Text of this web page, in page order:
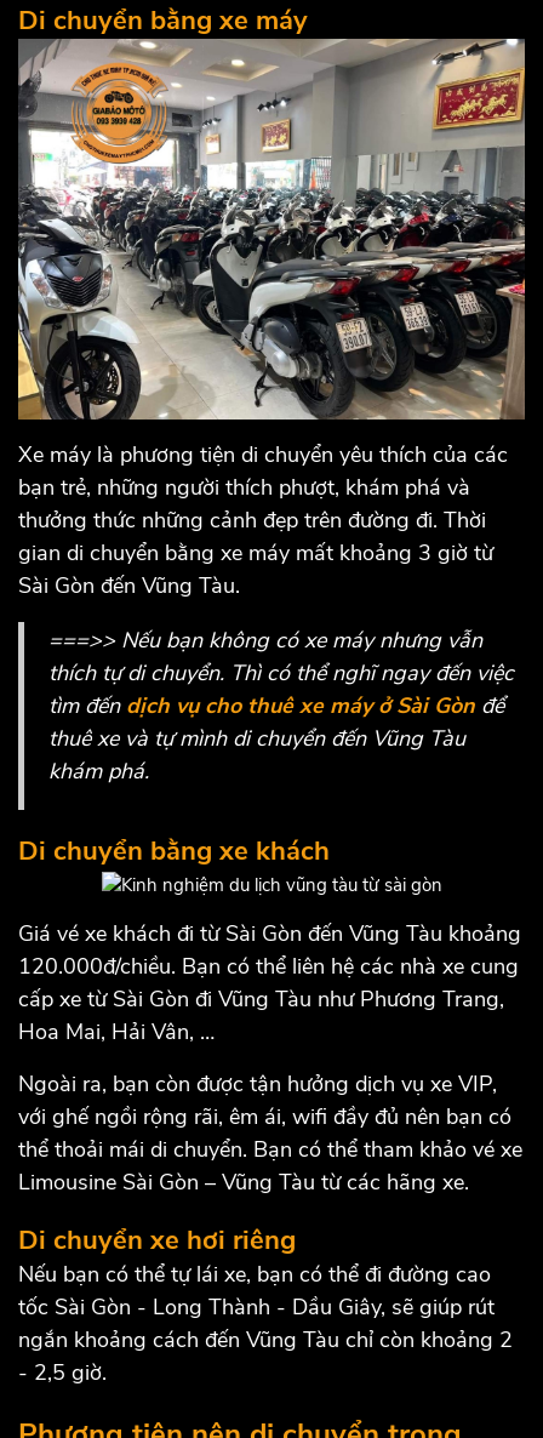
Di chuyển bằng xe máy
Xe máy là phương tiện di chuyển yêu thích của các
bạn trẻ, những người thích phượt, khám phá và
thưởng thức những cảnh đẹp trên đường đi. Thời
gian di chuyển bằng xe máy mất khoảng 3 giờ từ
Sài Gòn đến Vũng Tàu.
===>> Nếu bạn không có xe máy nhưng vẫn
thích tự di chuyển. Thì có thể nghĩ ngay đến việc
tìm đến dịch vụ cho thuê xe máy ở Sài Gòn để
thuê xe và tự mình di chuyển đến Vũng Tàu
khám phá.
Di chuyển bằng xe khách
Giá vé xe khách đi từ Sài Gòn đến Vũng Tàu khoảng
120.000đ/chiều. Bạn có thể liên hệ các nhà xe cung
cấp xe từ Sài Gòn đi Vũng Tàu như Phương Trang,
Hoa Mai, Hải Vân, …
Ngoài ra, bạn còn được tận hưởng dịch vụ xe VIP,
với ghế ngồi rộng rãi, êm ái, wifi đầy đủ nên bạn có
thể thoải mái di chuyển. Bạn có thể tham khảo vé xe
Limousine Sài Gòn – Vũng Tàu từ các hãng xe.
Di chuyển xe hơi riêng
Nếu bạn có thể tự lái xe, bạn có thể đi đường cao
tốc Sài Gòn - Long Thành - Dầu Giây, sẽ giúp rút
ngắn khoảng cách đến Vũng Tàu chỉ còn khoảng 2
- 2,5 giờ.